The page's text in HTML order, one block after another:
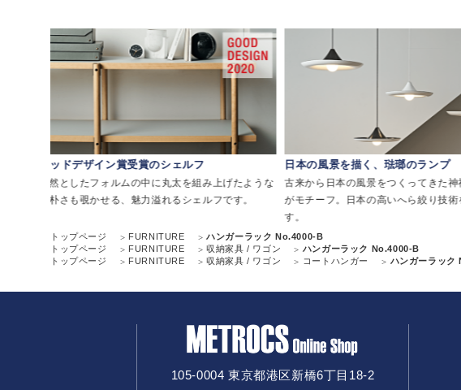
グッドデザイン賞受賞のシェルフ
整然としたフォルムの中に丸太を組み上げたような
素朴さも覗かせる、魅力溢れるシェルフです。
日本の風景を描く、琺瑯のランプ
古来から日本の風景をつくってきた神
がモチーフ。日本の高いへら絞り技術
す。
トップページ FURNITURE
ハンガーラック No.4000-B
トップページ
FURNITURE 収納家具 / ワゴン
ハンガーラック No.4000-B
トップページ
FURNITURE 収納家具 / ワゴン コートハンガー ハンガーラック
105-0004 東京都港区新橋6丁目18-2